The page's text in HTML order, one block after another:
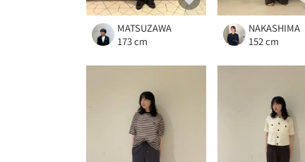
MATSUZAWA
173 cm
NAKASHIMA
152 cm